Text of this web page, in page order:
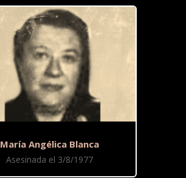
María Angélica Blanca
Asesinada el 3/8/1977